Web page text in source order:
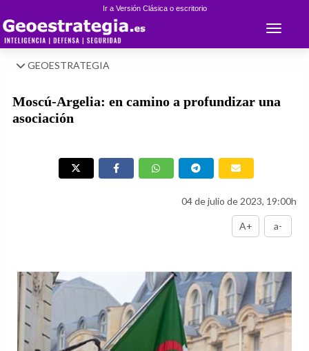
Ir a Versión Clásica o escritorio
Toggle
GEOESTRATEGIA
Moscú-Argelia: en camino a profundizar una
asociación
04 de julio de 2023, 19:00h
A+ a-